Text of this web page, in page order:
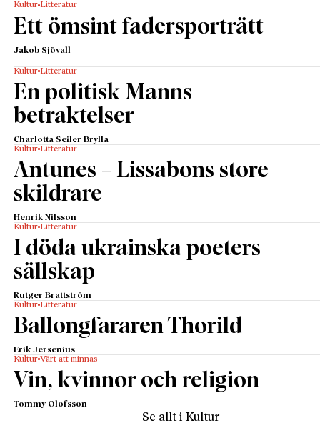
Kultur Litteratur
Ett ömsint fadersporträtt
Jakob Sjövall
Kultur Litteratur
En politisk Manns
betraktelser
Charlotta Seiler Brylla
Kultur Litteratur
Antunes – Lissabons store
skildrare
Henrik Nilsson
Kultur Litteratur
I döda ukrainska poeters
sällskap
Rutger Brattström
Kultur Litteratur
Ballongfararen Thorild
Erik Jersenius
Kultur Värt att minnas
Vin, kvinnor och religion
Tommy Olofsson
Se allt i Kultur